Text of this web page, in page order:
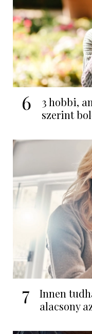
6
3 hobbi,
szerint
7
Innen
alacsony